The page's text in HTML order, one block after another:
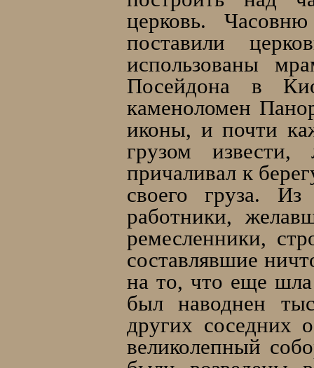
церковь.
поставили
использованы
Посейдона в
каменоломен
иконы, и почти
грузом извести,
причаливал к
своего груза.
работники,
ремесленники,
составлявшие
на то, что еще
был наводнен
других соседних
великолепный